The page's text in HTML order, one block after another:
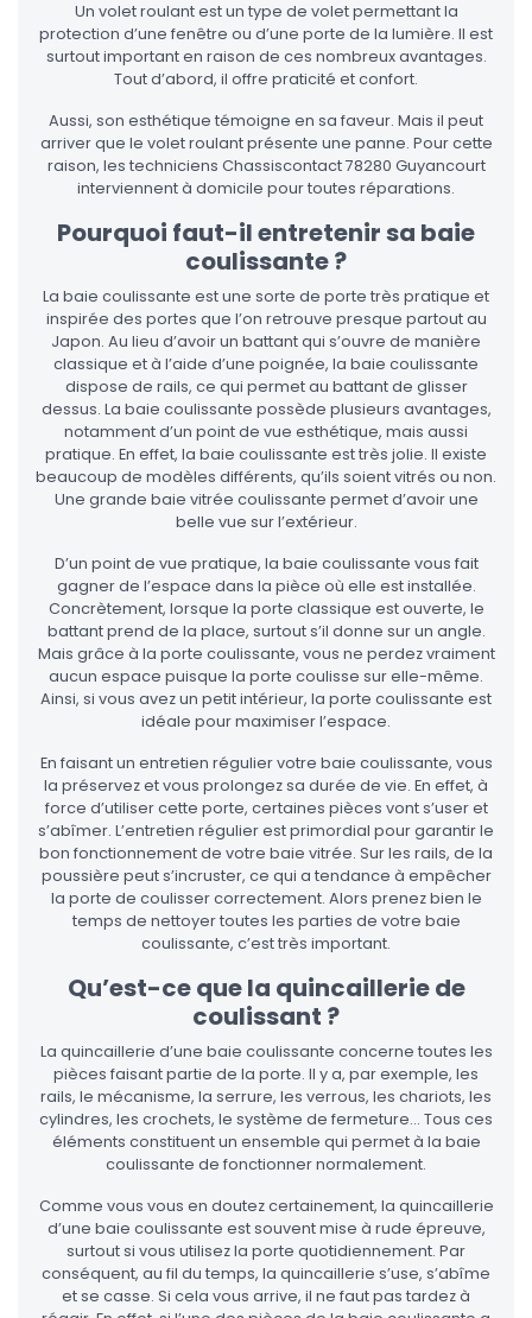
Un volet roulant est un type de volet permettant la
protection d’une fenêtre ou d’une porte de la lumière. Il est
surtout important en raison de ces nombreux avantages.
Tout d’abord, il offre praticité et confort.
Aussi, son esthétique témoigne en sa faveur. Mais il peut
arriver que le volet roulant présente une panne. Pour cette
raison, les techniciens Chassiscontact 78280 Guyancourt
interviennent à domicile pour toutes réparations.
Pourquoi faut-il entretenir sa baie
coulissante ?
La baie coulissante est une sorte de porte très pratique et
inspirée des portes que l’on retrouve presque partout au
Japon. Au lieu d’avoir un battant qui s’ouvre de manière
classique et à l’aide d’une poignée, la baie coulissante
dispose de rails, ce qui permet au battant de glisser
dessus. La baie coulissante possède plusieurs avantages,
notamment d’un point de vue esthétique, mais aussi
pratique. En effet, la baie coulissante est très jolie. Il existe
beaucoup de modèles différents, qu’ils soient vitrés ou non.
Une grande baie vitrée coulissante permet d’avoir une
belle vue sur l’extérieur.
D’un point de vue pratique, la baie coulissante vous fait
gagner de l’espace dans la pièce où elle est installée.
Concrètement, lorsque la porte classique est ouverte, le
battant prend de la place, surtout s’il donne sur un angle.
Mais grâce à la porte coulissante, vous ne perdez vraiment
aucun espace puisque la porte coulisse sur elle-même.
Ainsi, si vous avez un petit intérieur, la porte coulissante est
idéale pour maximiser l’espace.
En faisant un entretien régulier votre baie coulissante, vous
la préservez et vous prolongez sa durée de vie. En effet, à
force d’utiliser cette porte, certaines pièces vont s’user et
s’abîmer. L’entretien régulier est primordial pour garantir le
bon fonctionnement de votre baie vitrée. Sur les rails, de la
poussière peut s’incruster, ce qui a tendance à empêcher
la porte de coulisser correctement. Alors prenez bien le
temps de nettoyer toutes les parties de votre baie
coulissante, c’est très important.
Qu’est-ce que la quincaillerie de
coulissant ?
La quincaillerie d’une baie coulissante concerne toutes les
pièces faisant partie de la porte. Il y a, par exemple, les
rails, le mécanisme, la serrure, les verrous, les chariots, les
cylindres, les crochets, le système de fermeture… Tous ces
éléments constituent un ensemble qui permet à la baie
coulissante de fonctionner normalement.
Comme vous vous en doutez certainement, la quincaillerie
d’une baie coulissante est souvent mise à rude épreuve,
surtout si vous utilisez la porte quotidiennement. Par
conséquent, au fil du temps, la quincaillerie s’use, s’abîme
et se casse. Si cela vous arrive, il ne faut pas tardez à